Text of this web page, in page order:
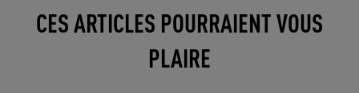
CES ARTICLES POURRAIENT VOUS
PLAIRE